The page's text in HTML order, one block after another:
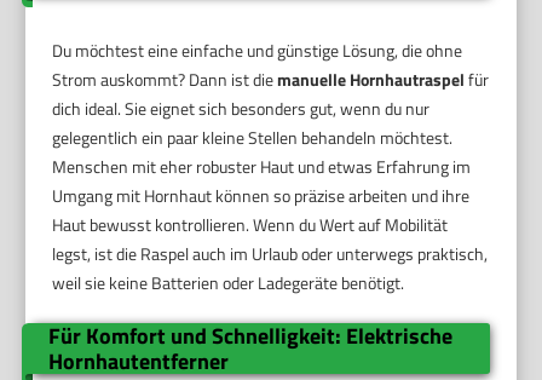
Du möchtest eine einfache und günstige Lösung, die ohne
Strom auskommt? Dann ist diemanuelle Hornhautraspelfür
dich ideal. Sie eignet sich besonders gut, wenn du nur
gelegentlich ein paar kleine Stellen behandeln möchtest.
Menschen mit eher robuster Haut und etwas Erfahrung im
Umgang mit Hornhaut können so präzise arbeiten und ihre
Haut bewusst kontrollieren. Wenn du Wert auf Mobilität
legst, ist die Raspel auch im Urlaub oder unterwegs praktisch,
weil sie keine Batterien oder Ladegeräte benötigt.
Für Komfort und Schnelligkeit: Elektrische
Hornhautentferner